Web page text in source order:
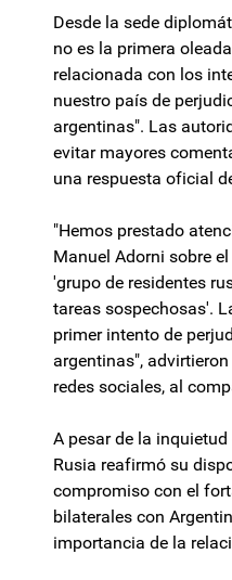
Desde la sede
no es la primera
relacionada con los
nuestro país de
argentinas". Las
evitar mayores
una respuesta oficial
"Hemos prestado
Manuel Adorni sobre
'grupo de residentes
tareas sospechosas'.
primer intento de
argentinas",
redes sociales, al
A pesar de la
Rusia reafirmó su
compromiso con el
bilaterales con
importancia de la